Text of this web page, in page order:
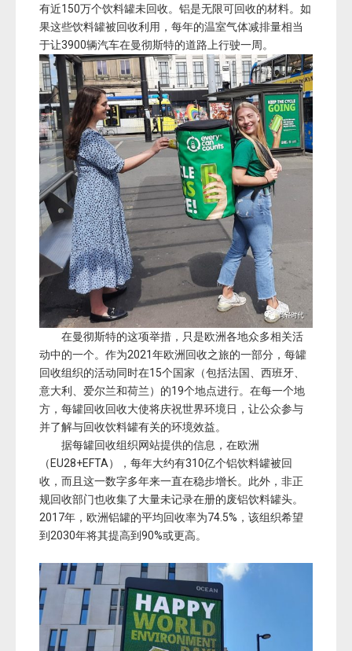
有近150万个饮料罐未回收。铝是无限可回收的材料。如
果这些饮料罐被回收利用，每年的温室气体减排量相当
于让3900辆汽车在曼彻斯特的道路上行驶一周。
在曼彻斯特的这项举措，只是欧洲各地众多相关活
动中的一个。作为2021年欧洲回收之旅的一部分，每罐
回收组织的活动同时在15个国家（包括法国、西班牙、
意大利、爱尔兰和荷兰）的19个地点进行。在每一个地
方，每罐回收回收大使将庆祝世界环境日，让公众参与
并了解与回收饮料罐有关的环境效益。
据每罐回收组织网站提供的信息，在欧洲
（EU28+EFTA），每年大约有310亿个铝饮料罐被回
收，而且这一数字多年来一直在稳步增长。此外，非正
规回收部门也收集了大量未记录在册的废铝饮料罐头。
2017年，欧洲铝罐的平均回收率为74.5%，该组织希望
到2030年将其提高到90%或更高。